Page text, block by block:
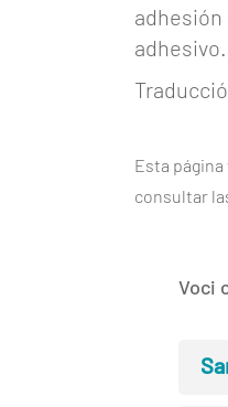
adhesión
Esta
consultar
Voci